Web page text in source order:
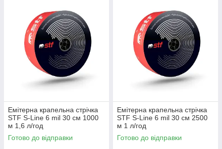
Емітерна крапельна стрічка
STF S-Line 6 mil 30 см 1000
м 1,6 л/год
Готово до відправки
Емітерна крапельна стрічка
STF S-Line 6 mil 30 см 2500
м 1 л/год
Готово до відправки